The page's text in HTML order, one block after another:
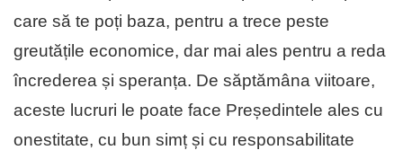
care să te poți baza, pentru a trece peste
greutățile economice, dar mai ales pentru a reda
încrederea și speranța. De săptămâna viitoare,
aceste lucruri le poate face Președintele ales cu
onestitate, cu bun simț și cu responsabilitate